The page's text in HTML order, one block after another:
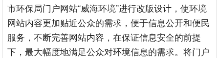
市环保局门户网站“威海环境”进行改版设计，使环境
网站内容更加贴近公众的需求，便于信息公开和便民
服务，不断完善网站内容，在保证信息安全的前提
下，最大幅度地满足公众对环境信息的需求。将门户